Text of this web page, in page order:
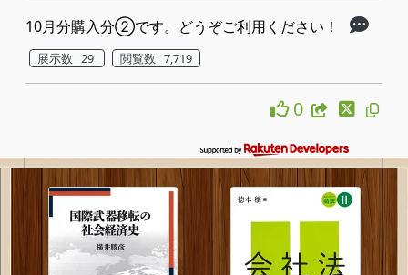
10月分購入分②です。どうぞご利用ください！
展示数 29 閲覧数 7,719
0